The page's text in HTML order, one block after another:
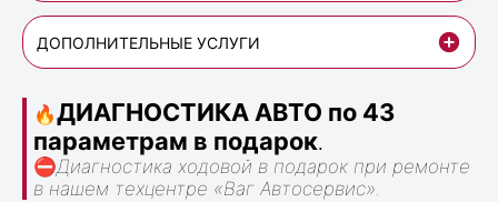
ДОПОЛНИТЕЛЬНЫЕ УСЛУГИ
🔥ДИАГНОСТИКА АВТО по 43
параметрам в подарок.
⛔Диагностика ходовой в подарок при ремонте
в нашем техцентре «Ваг Автосервис».